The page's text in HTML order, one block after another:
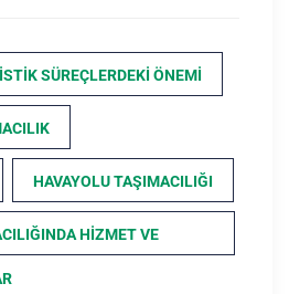
SÜREÇLERDEKI ÖNEMI
HAVAYOLU TAŞIMACILIĞI
HIZMET VE